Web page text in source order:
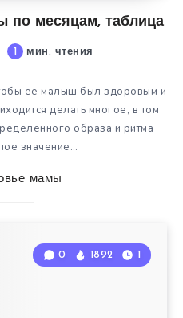
месяцам, таблица
1 мин. чтения
ее малыш был здоровым и
делать многое, в том
образа и ритма
значение…
мамы
0 1892 1